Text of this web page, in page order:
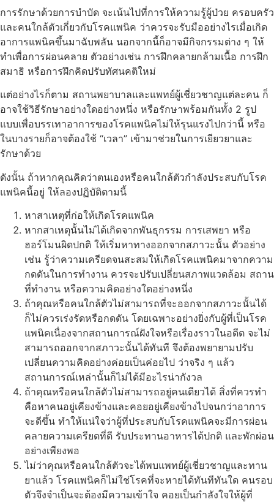
การรักษาด้วยการบำบัด จะเน้นไปที่การให้ความรู้ผู้ป่วย ครอบครัว
และคนใกล้ตัวเกี่ยวกับโรคแพนิค ว่าควรจะรับมืออย่างไรเมื่อเกิด
อาการแพนิคขึ้นมาฉับพลัน นอกจากนี้ก็อาจมีกิจกรรมต่าง ๆ ให้
ทำเพื่อการผ่อนคลาย ตัวอย่างเช่น การฝึกคลายกล้ามเนื้อ การฝึก
สมาธิ หรือการฝึกคิดปรับทัศนคติใหม่
แต่อย่างไรก็ตาม สถานพยาบาลและแพทย์ผู้เชี่ยวชาญแต่ละคน ก็
อาจใช้วิธีรักษาอย่างใดอย่างหนึ่ง หรือรักษาพร้อมกันทั้ง 2 รูป
แบบเพื่อบรรเทาอาการของโรคแพนิคไม่ให้รุนแรงไปกว่านี้ หรือ
ในบางรายก็อาจต้องใช้ “เวลา” เข้ามาช่วยในการเยียวยาและ
รักษาด้วย
ดังนั้น ถ้าหากคุณคิดว่าตนเองหรือคนใกล้ตัวกำลังประสบกับโรค
แพนิคนี้อยู่ ให้ลองปฏิบัติตามนี้
หาสาเหตุที่ก่อให้เกิดโรคแพนิค
หากสาเหตุนั้นไม่ได้เกิดจากพันธุกรรม การเสพยา หรือ
ฮอร์โมนผิดปกติ ให้เริ่มหาทางออกจากสภาวะนั้น ตัวอย่าง
เช่น รู้ว่าความเครียดจนสะสมให้เกิดโรคแพนิคมาจากความ
กดดันในการทำงาน ควรจะปรับเปลี่ยนสภาพแวดล้อม สถาน
ที่ทำงาน หรือความคิดอย่างใดอย่างหนึ่ง
ถ้าคุณหรือคนใกล้ตัวไม่สามารถที่จะออกจากสภาวะนั้นได้
ก็ไม่ควรเร่งรัดหรือกดดัน โดยเฉพาะอย่างยิ่งกับผู้ที่เป็นโรค
แพนิคเนื่องจากสถานการณ์ฝังใจหรือเรื่องราวในอดีต จะไม่
สามารถออกจากสภาวะนั้นได้ทันที จึงต้องพยายามปรับ
เปลี่ยนความคิดอย่างค่อยเป็นค่อยไป ว่าจริง ๆ แล้ว
สถานการณ์เหล่านั้นก็ไม่ได้มีอะไรน่ากังวล
ถ้าคุณหรือคนใกล้ตัวไม่สามารถอยู่คนเดียวได้ สิ่งที่ควรทำ
คือหาคนอยู่เคียงข้างและคอยอยู่เคียงข้างไปจนกว่าอาการ
จะดีขึ้น ทำให้แน่ใจว่าผู้ที่ประสบกับโรคแพนิคจะมีการผ่อน
คลายความเครียดที่ดี รับประทานอาหารได้ปกติ และพักผ่อน
อย่างเพียงพอ
ไม่ว่าคุณหรือคนใกล้ตัวจะได้พบแพทย์ผู้เชี่ยวชาญและทาน
ยาแล้ว โรคแพนิคก็ไม่ใช่โรคที่จะหายได้ทันทีทันใด คนรอบ
ตัวจึงจำเป็นจะต้องมีความเข้าใจ คอยเป็นกำลังใจให้ผู้ที่